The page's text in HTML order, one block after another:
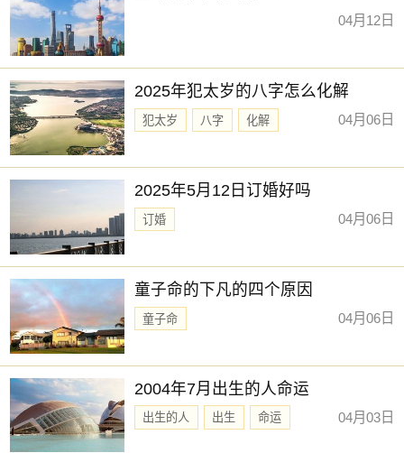
04月12日
‌2025年犯太岁的八字怎么化解‌
犯太岁 八字 化解 04月06日
2025年5月12日订婚好吗
订婚 04月06日
童子命的下凡的四个原因
童子命 04月06日
2004年7月出生的人命运
出生的人 出生 命运 04月03日